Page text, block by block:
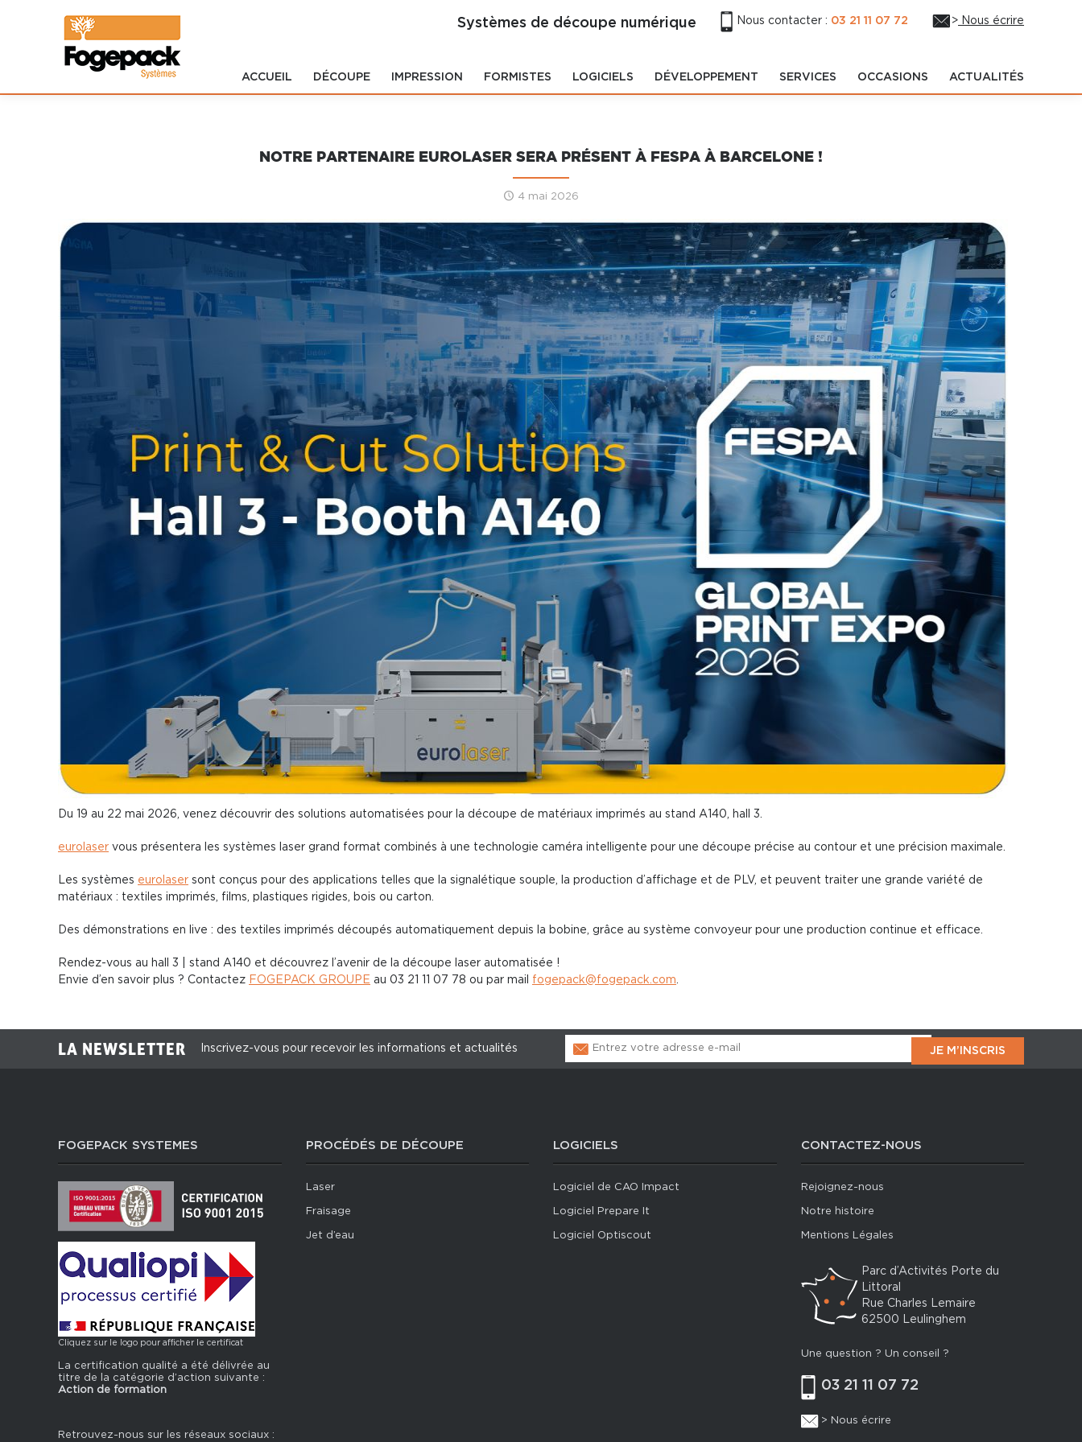
> Nous écrire
Nous contacter : 03 21 11 07 72
Systèmes de découpe numérique
ACCUEIL DÉCOUPE IMPRESSION FORMISTES LOGICIELS DÉVELOPPEMENT SERVICES OCCASIONS ACTUALITÉS
Formistes
Développement
Occasions
Actualités
NOTRE PARTENAIRE EUROLASER SERA PRÉSENT À FESPA À BARCELONE !
4 mai 2026
Du 19 au 22 mai 2026, venez découvrir des solutions automatisées pour la découpe de matériaux imprimés au stand A140, hall 3.
eurolaser vous présentera les systèmes laser grand format combinés à une technologie caméra intelligente pour une découpe précise au contour et une précision maximale.
Les systèmes eurolaser sont conçus pour des applications telles que la signalétique souple, la production d’affichage et de PLV, et peuvent traiter une grande variété de
matériaux : textiles imprimés, films, plastiques rigides, bois ou carton.
Des démonstrations en live : des textiles imprimés découpés automatiquement depuis la bobine, grâce au système convoyeur pour une production continue et efficace.
Rendez-vous au hall 3 | stand A140 et découvrez l’avenir de la découpe laser automatisée !
Envie d’en savoir plus ? Contactez FOGEPACK GROUPE au 03 21 11 07 78 ou par mail fogepack@fogepack.com.
LA NEWSLETTER Inscrivez-vous pour recevoir les informations et actualités
FOGEPACK SYSTEMES
Cliquez sur le logo pour afficher le certificat
La certification qualité a été délivrée au
titre de la catégorie d’action suivante :
Action de formation
Retrouvez-nous sur les réseaux sociaux :
PROCÉDÉS DE DÉCOUPE
Laser
Fraisage
Jet d’eau
LOGICIELS
Logiciel de CAO Impact
Logiciel Prepare It
Logiciel Optiscout
CONTACTEZ-NOUS
Rejoignez-nous
Notre histoire
Mentions Légales
Parc d’Activités Porte du
Littoral
Rue Charles Lemaire
62500 Leulinghem
Une question ? Un conseil ?
03 21 11 07 72
> Nous écrire